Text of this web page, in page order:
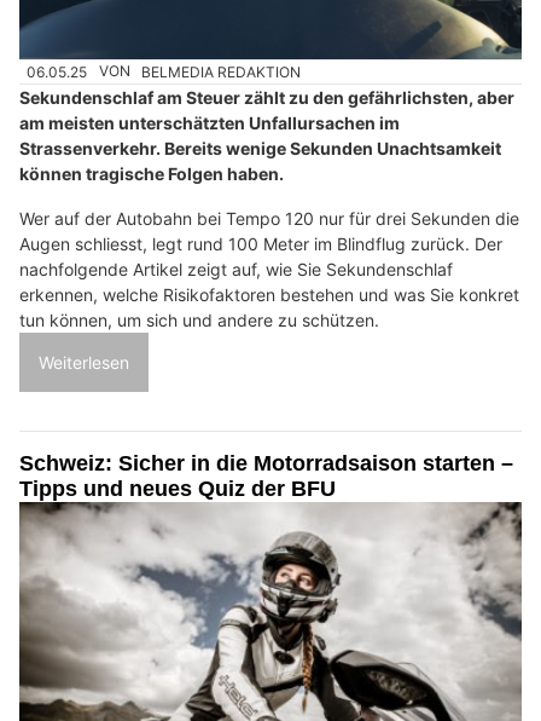
06.05.25 VON BELMEDIA REDAKTION
Sekundenschlaf am Steuer zählt zu den gefährlichsten, aber
am meisten unterschätzten Unfallursachen im
Strassenverkehr. Bereits wenige Sekunden Unachtsamkeit
können tragische Folgen haben.
Wer auf der Autobahn bei Tempo 120 nur für drei Sekunden die
Augen schliesst, legt rund 100 Meter im Blindflug zurück. Der
nachfolgende Artikel zeigt auf, wie Sie Sekundenschlaf
erkennen, welche Risikofaktoren bestehen und was Sie konkret
tun können, um sich und andere zu schützen.
Weiterlesen
Schweiz: Sicher in die Motorradsaison starten –
Tipps und neues Quiz der BFU